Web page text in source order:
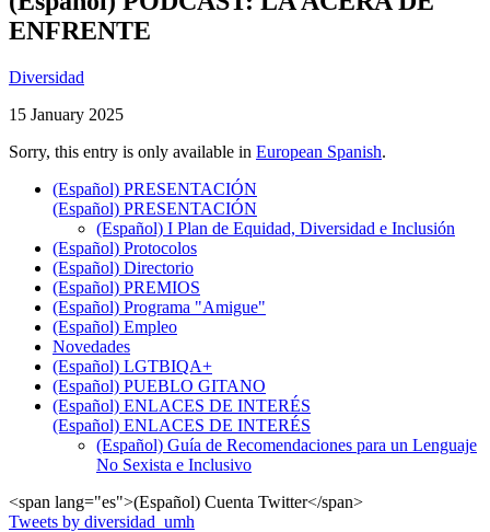
ENFRENTE
Diversidad
15 January 2025
Sorry, this entry is only available in European Spanish.
(Español) PRESENTACIÓN
(Español) PRESENTACIÓN
(Español) I Plan de Equidad, Diversidad e Inclusión
(Español) Protocolos
(Español) Directorio
(Español) PREMIOS
(Español) Programa "Amigue"
(Español) Empleo
Novedades
(Español) LGTBIQA+
(Español) PUEBLO GITANO
(Español) ENLACES DE INTERÉS
(Español) ENLACES DE INTERÉS
(Español) Guía de Recomendaciones para un Lenguaje
No Sexista e Inclusivo
<span lang="es">(Español) Cuenta Twitter</span>
Tweets by diversidad_umh